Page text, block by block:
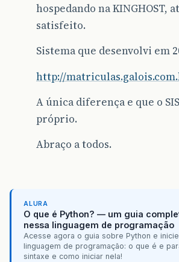
hospedando na KINGHOST,
satisfeito.
Sistema que desenvolvi em
http://
A única diferença e que o
próprio.
Abraço a todos.
ALURA
O que é Python? — um guia
nessa linguagem de programação
Acesse agora o guia sobre Python e
linguagem de programação: o que é e
sintaxe e como iniciar nela!